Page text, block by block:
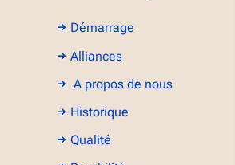
Démarrage
Alliances
A propos de nous
Historique
Qualité